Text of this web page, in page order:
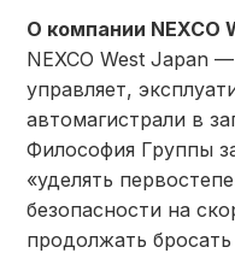
О компании NEXCO
NEXCO West Japan
управляет,
автомагистрали в
Философия Группы
«уделять
безопасности на
продолжать